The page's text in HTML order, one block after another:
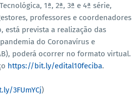
1ª, 2ª, 3ª e 4ª série,
professores e coordenadores
está prevista a realização das
do Coronavírus e
poderá ocorrer no formato virtual.
https://bit.ly/edital10feciba.
3FUmYCj)